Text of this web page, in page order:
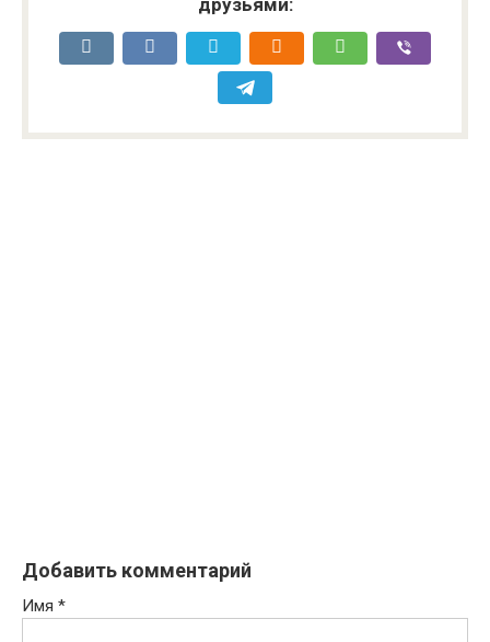
Добавить комментарий
Имя *